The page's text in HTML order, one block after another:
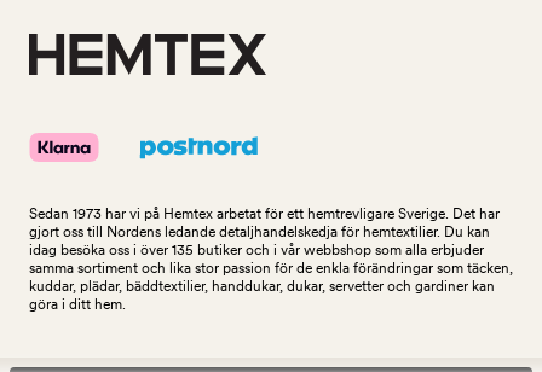
Sedan 1973 har vi på Hemtex arbetat för ett hemtrevligare Sverige. Det har
gjort oss till Nordens ledande detaljhandelskedja för hemtextilier. Du kan
idag besöka oss i över 135 butiker och i vår webbshop som alla erbjuder
samma sortiment och lika stor passion för de enkla förändringar som täcken,
kuddar, plädar, bäddtextilier, handdukar, dukar, servetter och gardiner kan
göra i ditt hem.